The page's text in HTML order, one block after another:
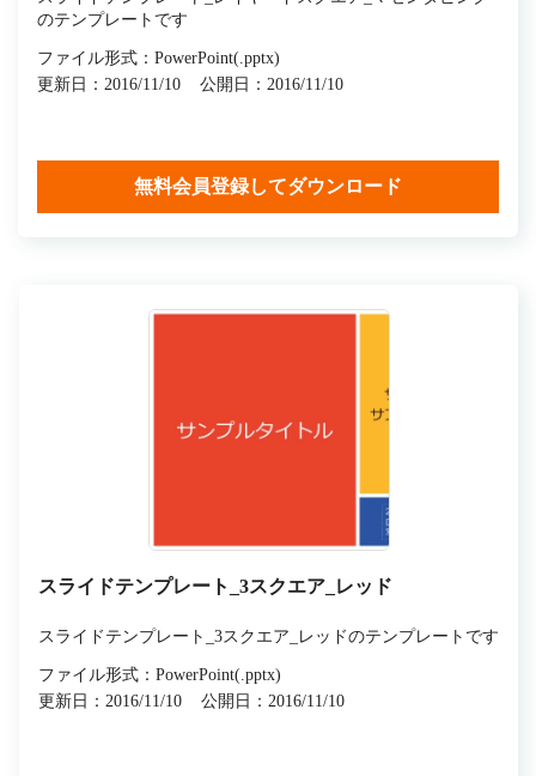
のテンプレートです
ファイル形式：PowerPoint(.pptx)
更新日：2016/11/10
公開日：2016/11/10
無料会員登録してダウンロード
スライドテンプレート_3スクエア_レッド
スライドテンプレート_3スクエア_レッドのテンプレートです
ファイル形式：PowerPoint(.pptx)
更新日：2016/11/10
公開日：2016/11/10